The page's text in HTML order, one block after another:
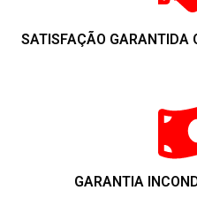
SATISFAÇÃO GARANTIDA
GARANTIA